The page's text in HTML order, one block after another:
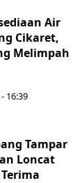
Air
Cikaret,
Melimpah
16:39
Tampar
Loncat